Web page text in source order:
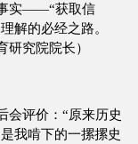
实——“获取信
解的必经之路。
研究院院长）
评价：“原来历史
我啃下的一摞摞史